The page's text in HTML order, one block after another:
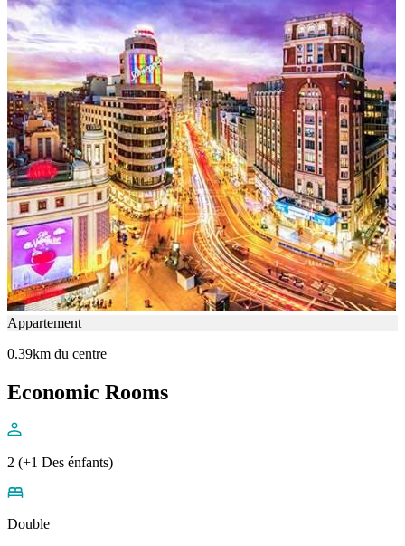
Appartement
0.39km du centre
Economic Rooms
2 (+1 Des énfants)
Double